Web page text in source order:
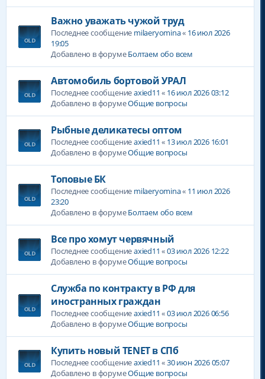
Важно уважать чужой труд
Последнее сообщение milaeryomina« 16 июл 2026
19:05
Добавлено в форумеБолтаем обо всем
Автомобиль бортовой УРАЛ
Последнее сообщениеaxied11 « 16 июл 2026 03:12
Добавлено в форумеОбщие вопросы
Рыбные деликатесы оптом
Последнее сообщениеaxied11 « 13 июл 2026 16:01
Добавлено в форумеОбщие вопросы
Топовые БК
Последнее сообщение milaeryomina« 11 июл 2026
23:20
Добавлено в форумеБолтаем обо всем
Все про хомут червячный
Последнее сообщениеaxied11 «03 июл 2026 12:22
Добавлено в форумеОбщие вопросы
Служба по контракту в РФ для
иностранных граждан
Последнее сообщениеaxied11 «03 июл 2026 06:56
Добавлено в форумеОбщие вопросы
Купить новый TENET в СПб
Последнее сообщениеaxied11 «30 июн 2026 05:07
Добавлено в форумеОбщие вопросы